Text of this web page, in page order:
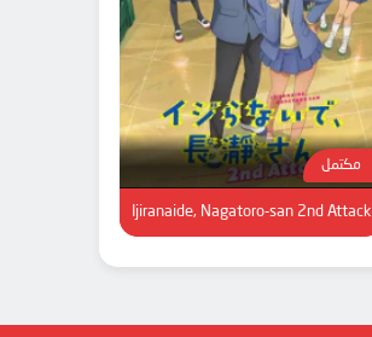
مكتمل
Ijiranaide, Nagatoro-san 2nd Attack